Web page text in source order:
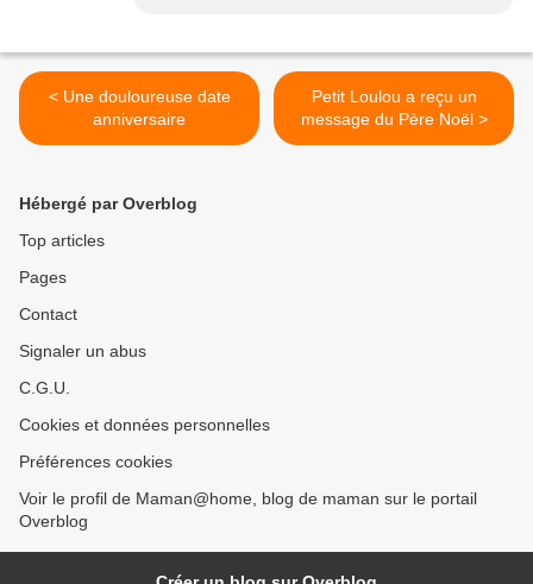
< Une douloureuse date
anniversaire
Petit Loulou a reçu un
message du Père Noël >
Hébergé par Overblog
Top articles
Pages
Contact
Signaler un abus
C.G.U.
Cookies et données personnelles
Préférences cookies
Voir le profil de Maman@home, blog de maman sur le portail
Overblog